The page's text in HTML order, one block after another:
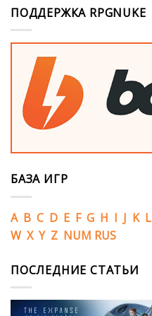
ПОДДЕРЖКА RPGNUKE
БАЗА ИГР
A B C D E F G H I J K L
W X Y Z NUM RUS
ПОСЛЕДНИЕ СТАТЬИ